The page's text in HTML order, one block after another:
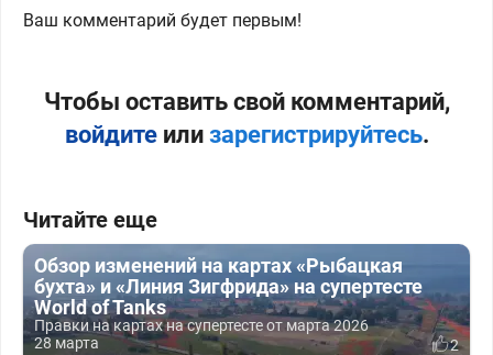
Ваш комментарий будет первым!
Чтобы оставить свой комментарий,
войдитеили зарегистрируйтесь.
Читайте еще
Обзор изменений на картах «Рыбацкая
бухта» и «Линия Зигфрида» на супертесте
World of Tanks
Правки на картах на супертесте от марта 2026
28 марта
2